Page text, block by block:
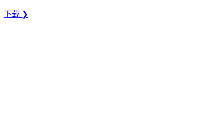
下载 ❯